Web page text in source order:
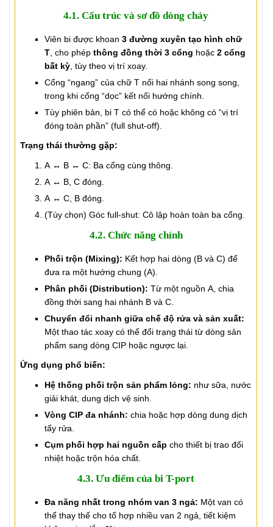
4.1. Cấu trúc và sơ đồ dòng chảy
Viên bi được khoan 3 đường xuyên tạo hình chữ
T, cho phép thông đồng thời 3 cổng hoặc 2 cổng
bất kỳ, tùy theo vị trí xoay.
Cổng “ngang” của chữ T nối hai nhánh song song,
trong khi cổng “dọc” kết nối hướng chính.
Tùy phiên bản, bi T có thể có hoặc không có “vị trí
đóng toàn phần” (full shut-off).
Trạng thái thường gặp:
A ↔ B ↔ C: Ba cổng cùng thông.
A ↔ B, C đóng.
A ↔ C, B đóng.
(Tùy chọn) Góc full-shut: Cô lập hoàn toàn ba cổng.
4.2. Chức năng chính
Phối trộn (Mixing): Kết hợp hai dòng (B và C) để
đưa ra một hướng chung (A).
Phân phối (Distribution): Từ một nguồn A, chia
đồng thời sang hai nhánh B và C.
Chuyển đổi nhanh giữa chế độ rửa và sản xuất:
Một thao tác xoay có thể đổi trạng thái từ dòng sản
phẩm sang dòng CIP hoặc ngược lại.
Ứng dụng phổ biến:
Hệ thống phối trộn sản phẩm lỏng: như sữa, nước
giải khát, dung dịch vệ sinh.
Vòng CIP đa nhánh: chia hoặc hợp dòng dung dịch
tẩy rửa.
Cụm phối hợp hai nguồn cấp cho thiết bị trao đổi
nhiệt hoặc trộn hóa chất.
4.3. Ưu điểm của bi T-port
Đa năng nhất trong nhóm van 3 ngả: Một van có
thể thay thế cho tổ hợp nhiều van 2 ngả, tiết kiệm